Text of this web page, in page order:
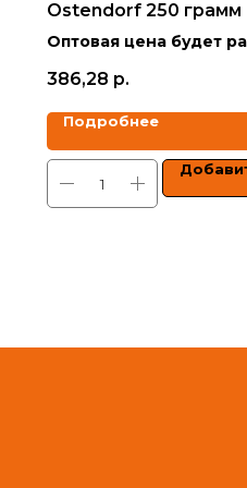
Ostendorf 250 грамм
Оптовая цена будет
объёма заказа.
Цены указаны с учетом
386,28 р.
Подробнее